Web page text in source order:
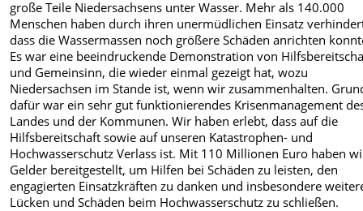
große Teile Niedersachsens unter Wasser. Mehr als 140.000
Menschen haben durch ihren unermüdlichen Einsatz
dass die Wassermassen noch größere Schäden anrichten
Es war eine beeindruckende Demonstration von
und Gemeinsinn, die wieder einmal gezeigt hat, wozu
Niedersachsen im Stande ist, wenn wir zusammenhalten.
dafür war ein sehr gut funktionierendes Krisenmanagement
Landes und der Kommunen. Wir haben erlebt, dass auf die
Hilfsbereitschaft sowie auf unseren Katastrophen- und
Hochwasserschutz Verlass ist. Mit 110 Millionen Euro haben
Gelder bereitgestellt, um Hilfen bei Schäden zu leisten, den
engagierten Einsatzkräften zu danken und insbesondere
Lücken und Schäden beim Hochwasserschutz zu schließen.